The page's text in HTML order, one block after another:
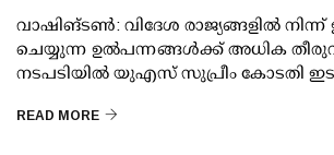
വാഷിങ്ടണ്‍: വിദേശ രാജ്യങ്ങളില്‍
ചെയ്യുന്ന ഉല്‍പന്നങ്ങള്‍ക്ക് അധിക
നടപടിയില്‍ യുഎസ് സുപ്രീം കോടതി
READ MORE